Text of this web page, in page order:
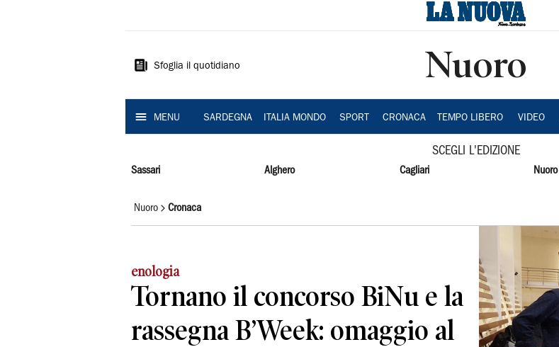
Sardegna
Sfoglia il quotidiano Nuoro
MENU SARDEGNA ITALIA MONDO SPORT CRONACA TEMPO LIBERO VIDEO
SCEGLI L'EDIZIONE
Sassari Alghero Cagliari Nuoro
Nuoro Cronaca
enologia
Tornano il concorso BiNu e la
rassegna B’Week: omaggio al